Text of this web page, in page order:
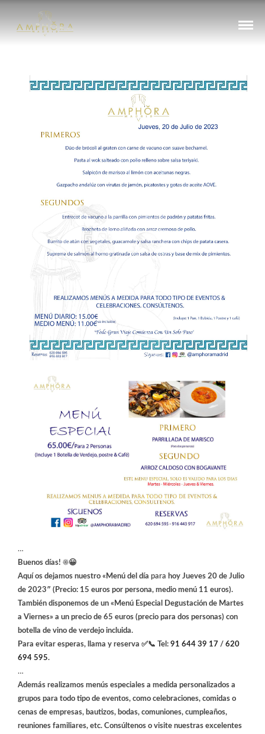
…
Buenos días! ☀️😀
Aquí os dejamos nuestro «Menú del día para hoy Jueves 20 de Julio
de 2023″ (Precio: 15 euros por persona, medio menú 11 euros).
También disponemos de un «Menú Especial Degustación de Martes
a Viernes» a un precio de 65 euros (precio para dos personas) con
botella de vino de verdejo incluida.
Para evitar esperas, llama y reserva ✅📞 Tel: 91 644 39 17 / 620
694 595.
…
Además realizamos menús especiales a medida personalizados a
grupos para todo tipo de eventos, como celebraciones, comidas o
cenas de empresas, bautizos, bodas, comuniones, cumpleaños,
reuniones familiares, etc. Consúltenos o visite nuestras excelentes